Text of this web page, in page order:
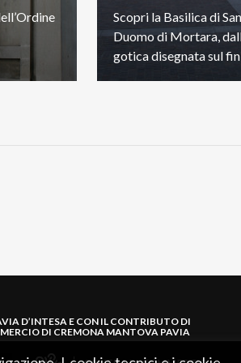
Scopri la Basilica di
Duomo di Mortara,
gotica disegnata sul
D’INTESA E CON IL CONTRIBUTO DI
DI CREMONA MANTOVA PAVIA